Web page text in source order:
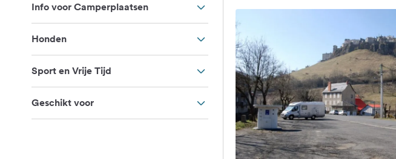
Info voor Camperplaatsen
Honden
Sport en Vrije Tijd
Geschikt voor